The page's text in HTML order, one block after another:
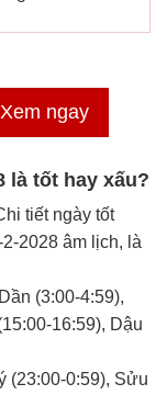
Xem ngay
là tốt hay xấu?
tiết ngày tốt
2028 âm lịch, là
(3:00-4:59),
16:59), Dậu
(23:00-0:59), Sửu